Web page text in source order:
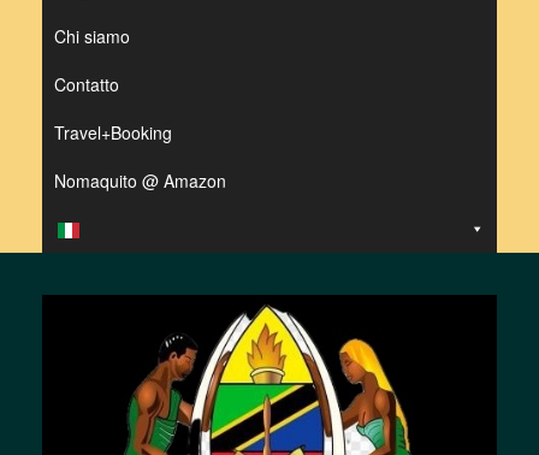
Chi siamo
Contatto
Travel+Booking
Nomaquito @ Amazon